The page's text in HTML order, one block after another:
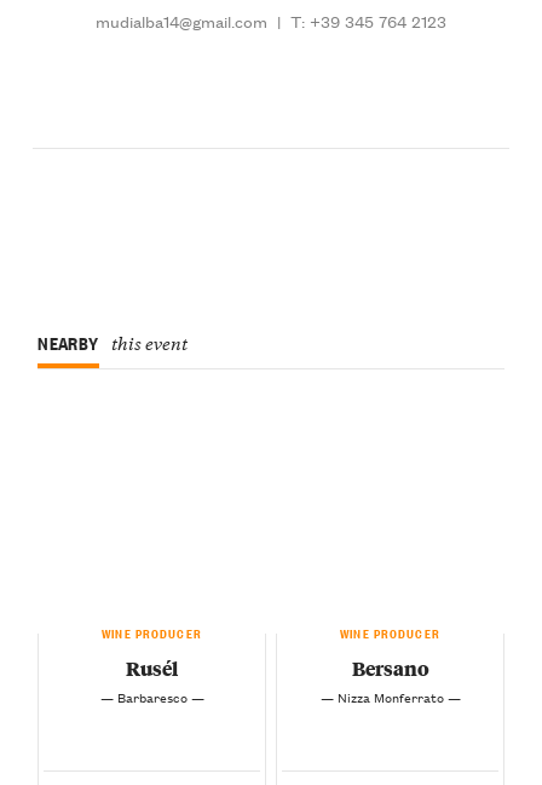
mudialba14@gmail.com | T: +39 345 764 2123
NEARBY this event
WINE PRODUCER
Rusél
— Barbaresco —
WINE PRODUCER
Bersano
— Nizza Monferrato —